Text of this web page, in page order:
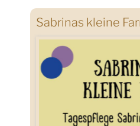
Sabrinas kleine